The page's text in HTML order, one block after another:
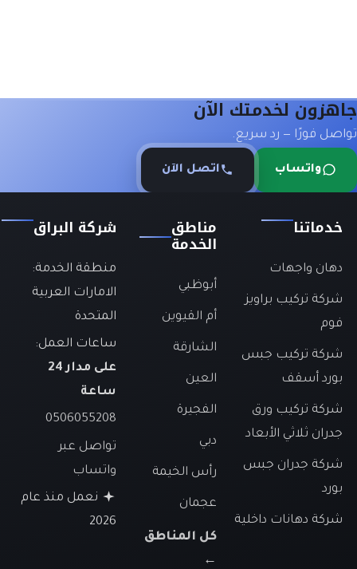
لخدمتك الآن
فورًا — رد سريع.
واتساب اتصل الآن
واجهات
تركيب براويز
تركيب جبس
أسقف
تركيب ورق
ثلاثي الأبعاد
جدران جبس
دهانات داخلية
مناطق
الخدمة
أبوظبي
أم القيوين
الشارقة
العين
الفجيرة
رأس الخيمة
عجمان
كل المناطق
شركة البراق
منطقة الخدمة:
الامارات العربية
المتحدة
ساعات العمل:
على مدار 24
ساعة
0506055208
تواصل عبر
واتساب
نعمل منذ عام
2026